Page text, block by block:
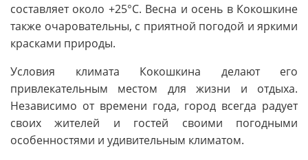
составляет около +25°C. Весна и осень в Кокошкине
также очаровательны, с приятной погодой и яркими
красками природы.
Условия климата Кокошкина делают его
привлекательным местом для жизни и отдыха.
Независимо от времени года, город всегда радует
своих жителей и гостей своими погодными
особенностями и удивительным климатом.